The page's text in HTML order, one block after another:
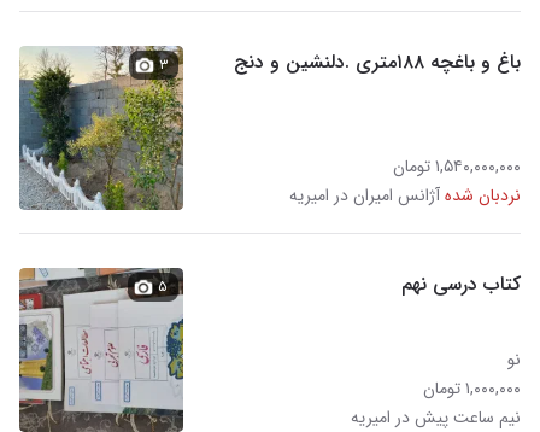
باغ و باغچه ۱۸۸متری .دلنشین و دنج
۱,۵۴۰,۰۰۰,۰۰۰ تومان
نردبان شدهآژانس امیران در امیریه
۳
کتاب درسی نهم
نو
۱,۰۰۰,۰۰۰ تومان
نیم ساعت پیش در امیریه
۵